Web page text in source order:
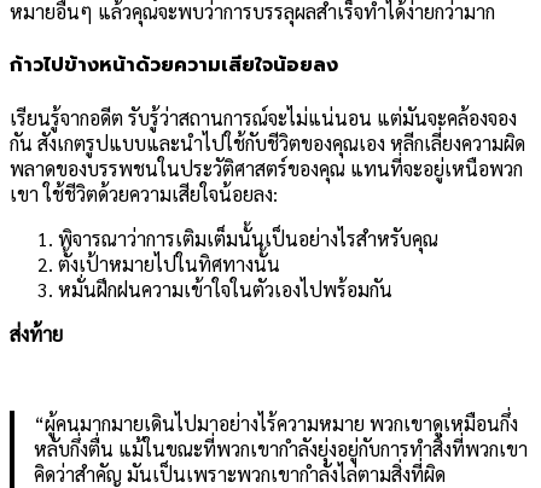
หมายอื่นๆ แล้วคุณจะพบว่าการบรรลุผลสำเร็จทำได้ง่ายกว่ามาก
ก้าวไปข้างหน้าด้วยความเสียใจน้อยลง
เรียนรู้จากอดีต รับรู้ว่าสถานการณ์จะไม่แน่นอน แต่มันจะคล้องจอง
กัน สังเกตรูปแบบและนำไปใช้กับชีวิตของคุณเอง หลีกเลี่ยงความผิด
พลาดของบรรพชนในประวัติศาสตร์ของคุณ แทนที่จะอยู่เหนือพวก
เขา ใช้ชีวิตด้วยความเสียใจน้อยลง:
พิจารณาว่าการเติมเต็มนั้นเป็นอย่างไรสำหรับคุณ
ตั้งเป้าหมายไปในทิศทางนั้น
หมั่นฝึกฝนความเข้าใจในตัวเองไปพร้อมกัน
ส่งท้าย
“ผู้คนมากมายเดินไปมาอย่างไร้ความหมาย พวกเขาดูเหมือนกึ่ง
หลับกึ่งตื่น แม้ในขณะที่พวกเขากำลังยุ่งอยู่กับการทำสิ่งที่พวกเขา
คิดว่าสำคัญ มันเป็นเพราะพวกเขากำลังไล่ตามสิ่งที่ผิด